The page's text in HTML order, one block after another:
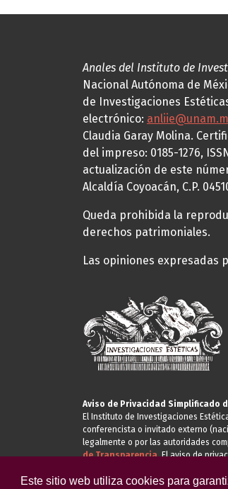
Este sitio web utiliza cookies para
Anales del Instituto de
Nacional Autónoma de
de Investigaciones
electrónico:
Claudia Garay Molina.
del impreso: 0185-1276,
actualización de este
Alcaldía Coyoacán, C.P.
Queda prohibida la
derechos patrimoniales.
Las opiniones expresadas
Aviso de Privacidad Simplificado
El Instituto de Investigaciones
conferencista o invitado externo
legalmente o por las autoridades
de Transparencia.El aviso de